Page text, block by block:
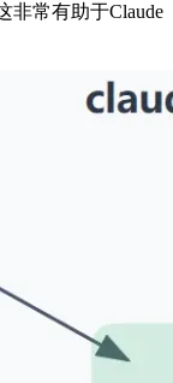
非常有助于Claude